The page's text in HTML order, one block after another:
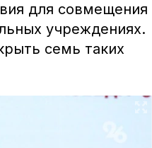
для совмещения
учреждениях.
семь таких